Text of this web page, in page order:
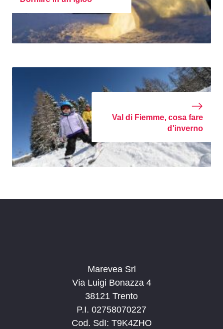
Val di Fiemme, cosa fare
d’inverno
Marevea Srl
Via Luigi Bonazza 4
38121 Trento
P.I. 02758070227
Cod. SdI: T9K4ZHO